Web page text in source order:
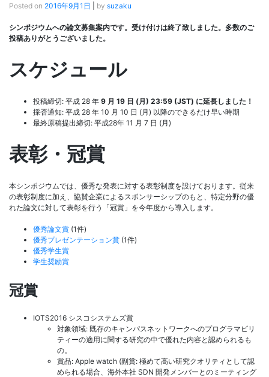
Posted on 2016年9月1日 by suzaku
シンポジウムへの論文募集案内です。受け付けは終了致しました。多数のご
投稿ありがとうございました。
スケジュール
投稿締切: 平成 28 年 9 月 19 日 (月) 23:59 (JST) に延長しました！
採否通知: 平成 28 年 10 月 10 日 (月) 以降のできるだけ早い時期
最終原稿提出締切: 平成28年 11 月 7 日 (月)
表彰・冠賞
本シンポジウムでは、優秀な発表に対する表彰制度を設けております。従来
の表彰制度に加え、協賛企業によるスポンサーシップのもと、特定分野の優
れた論文に対して表彰を行う「冠賞」を今年度から導入します。
優秀論文賞 (1件)
優秀プレゼンテーション賞 (1件)
優秀学生賞
学生奨励賞
冠賞
IOTS2016 シスコシステムズ賞
対象領域: 既存のキャンパスネットワークへのプログラマビリ
ティーの適用に関する研究の中で優れた内容と認められるも
の。
賞品: Apple watch (副賞: 極めて高い研究クオリティとして認
められる場合、海外本社 SDN 開発メンバーとのミーティング